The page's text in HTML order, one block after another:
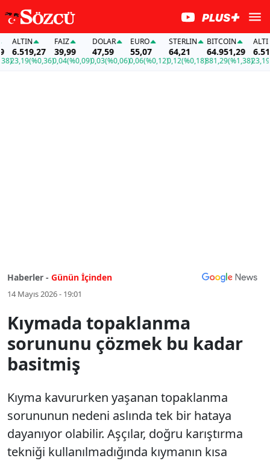
ALTIN
6.519,27
23,19(%0,36)
FAİZ
39,99
0,04(%0,09)
DOLAR
47,59
0,03(%0,06)
EURO
55,07
0,06(%0,12)
STERLIN
64,21
0,12(%0,18)
BITCOIN
64.951,29
881,29(%1,38)
ALTIN
23,19
Haberler - Günün İçinden
14 Mayıs 2026 - 19:01
Kıymada topaklanma
sorununu çözmek bu kadar
basitmiş
Kıyma kavururken yaşanan topaklanma
sorununun nedeni aslında tek bir hataya
dayanıyor olabilir. Aşçılar, doğru karıştırma
tekniği kullanılmadığında kıymanın kısa